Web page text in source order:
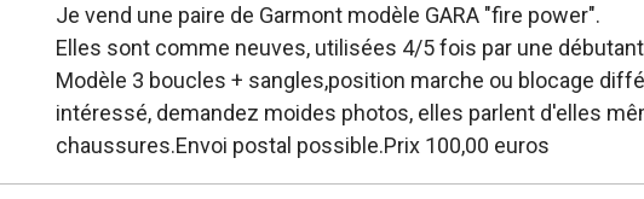
Je vend une paire de Garmont modèle GARA "fire power".
Elles sont comme neuves, utilisées 4/5 fois par une
Modèle 3 boucles + sangles,position marche ou blocage
intéressé, demandez moides photos, elles parlent d'elles
chaussures.Envoi postal possible.Prix 100,00 euros